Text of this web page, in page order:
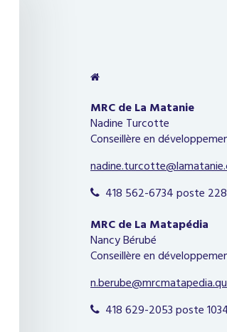
MRC de La Matanie
Nadine Turcotte
Conseillère en
 418 562-6734 poste 228
MRC de La Matapédia
Nancy Bérubé
Conseillère en
 418 629-2053 poste